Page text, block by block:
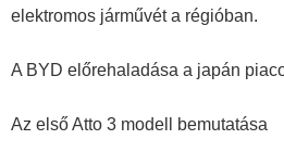
elektromos járművét a régióban.
A BYD előrehaladása a japán
Az első Atto 3 modell bemutatása